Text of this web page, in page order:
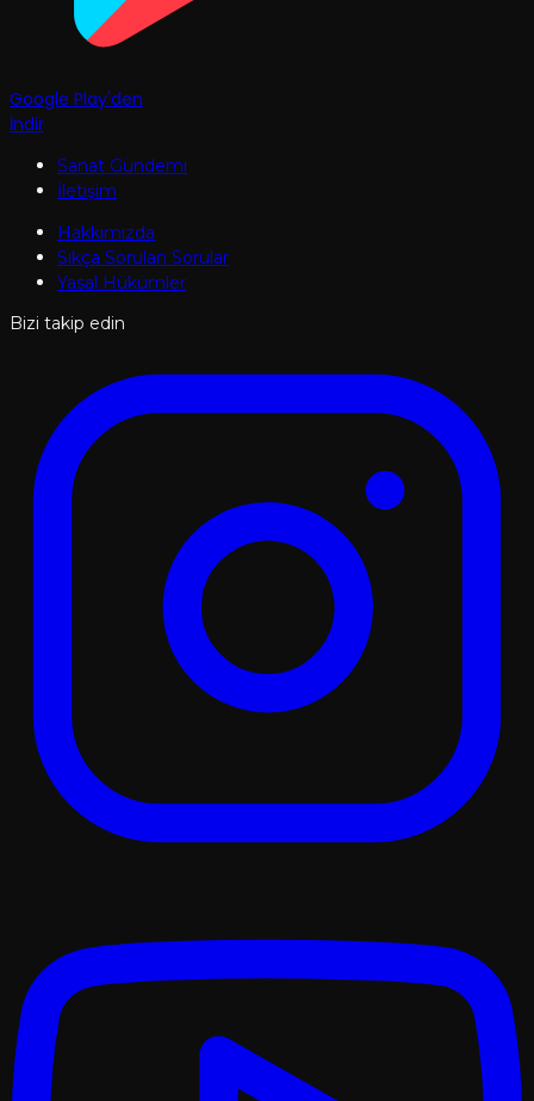
Google Play'den
İndir
Sanat Gündemi
İletişim
Hakkımızda
Sıkça Sorulan Sorular
Yasal Hükümler
Bizi takip edin